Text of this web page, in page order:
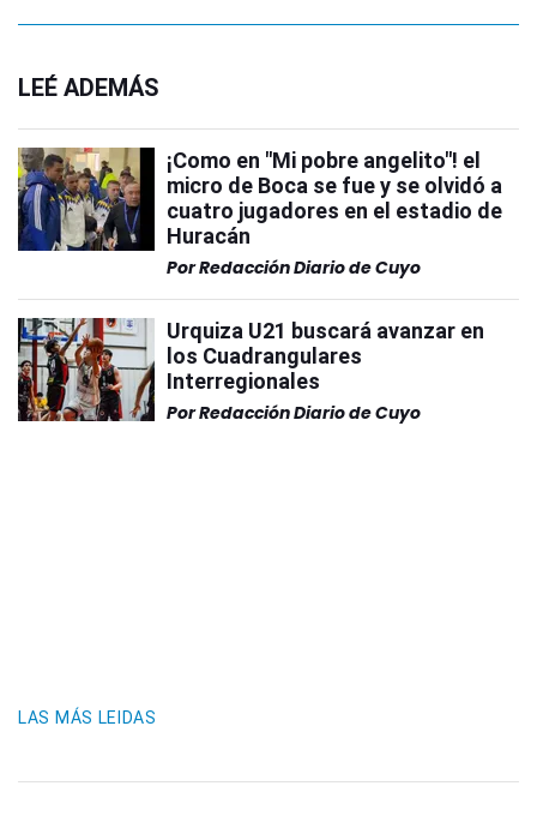
LEÉ ADEMÁS
¡Como en "Mi pobre angelito"! el
micro de Boca se fue y se olvidó a
cuatro jugadores en el estadio de
Huracán
PorRedacción Diario de Cuyo
Urquiza U21 buscará avanzar en
los Cuadrangulares
Interregionales
PorRedacción Diario de Cuyo
LAS MÁS LEIDAS